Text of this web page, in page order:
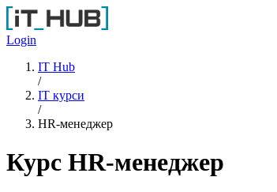
Перейти до основного вмісту
Login
IT Hub
/
IT курси
/
HR-менеджер
Курс HR-менеджер